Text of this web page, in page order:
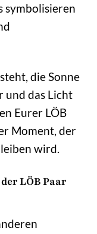
symbolisieren
die Sonne
und das Licht
Eurer LÖB
Moment, der
wird.
LÖB Paar